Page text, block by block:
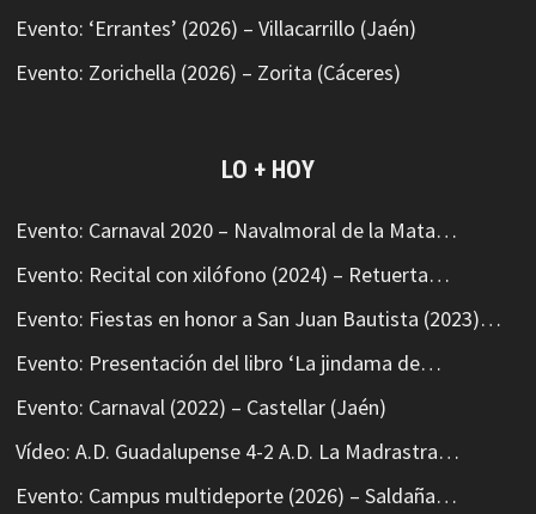
Evento: ‘Errantes’ (2026) – Villacarrillo (Jaén)
Evento: Zorichella (2026) – Zorita (Cáceres)
LO + HOY
Evento: Carnaval 2020 – Navalmoral de la Mata…
Evento: Recital con xilófono (2024) – Retuerta…
Evento: Fiestas en honor a San Juan Bautista (2023)…
Evento: Presentación del libro ‘La jindama de…
Evento: Carnaval (2022) – Castellar (Jaén)
Vídeo: A.D. Guadalupense 4-2 A.D. La Madrastra…
Evento: Campus multideporte (2026) – Saldaña…